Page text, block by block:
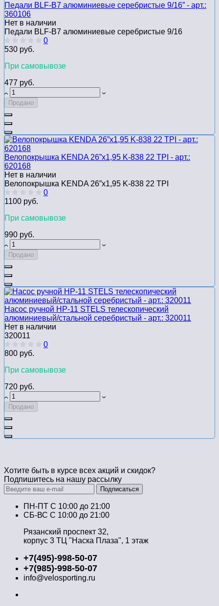
Педали BLF-B7 алюминиевые серебристые 9/16” - арт.:
360106
Нет в наличии
Педали BLF-B7 алюминиевые серебристые 9/16
0
530 руб.
При самовывозе
477 руб.
Продано
Велопокрышка KENDA 26”х1,95 K-838 22 TPI - арт.:
620168
Нет в наличии
Велопокрышка KENDA 26”х1,95 K-838 22 TPI
0
1100 руб.
При самовывозе
990 руб.
Продано
Насос ручной HP-11 STELS телескопический
алюминиевый/стальной серебристый - арт.: 320011
Нет в наличии
320011
0
800 руб.
При самовывозе
720 руб.
Продано
Хотите быть в курсе всех акций и скидок?
Подпишитесь на нашу рассылку
Подписаться
ПН-ПТ C 10:00 до 21:00
СБ-ВС С 10:00 до 21:00
Рязанский проспект 32,
корпус 3 ТЦ "Наска Плаза", 1 этаж
+7(495)-998-50-07
+7(985)-998-50-07
info@velosporting.ru